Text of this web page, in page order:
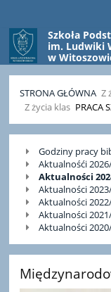
Szkoła
im. Ludwiki
w
STRONA GŁÓWNA Z
Z życia klas PRACA
Biblioteka
Godziny pracy
Aktualnośći
Aktualności
Aktualności
Aktualności
Aktualności
Aktualności